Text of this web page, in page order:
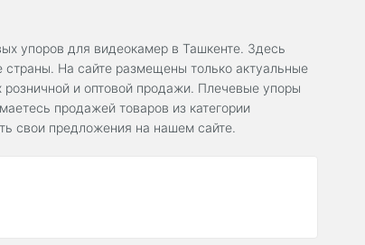
упоров для видеокамер в Ташкенте. Здесь
страны. На сайте размещены только актуальные
и оптовой продажи. Плечевые упоры
продажей товаров из категории
свои предложения на нашем сайте.